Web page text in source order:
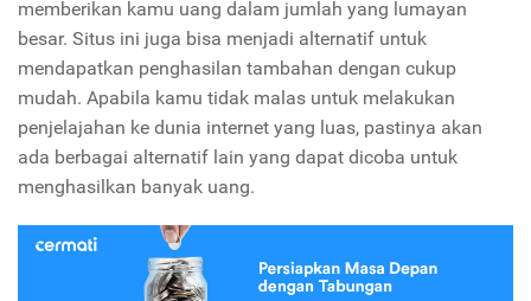
memberikan kamu uang dalam jumlah yang lumayan
besar. Situs ini juga bisa menjadi alternatif untuk
mendapatkan penghasilan tambahan dengan cukup
mudah. Apabila kamu tidak malas untuk melakukan
penjelajahan ke dunia internet yang luas, pastinya akan
ada berbagai alternatif lain yang dapat dicoba untuk
menghasilkan banyak uang.